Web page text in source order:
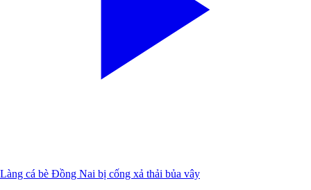
Làng cá bè Đồng Nai bị cống xả thải bủa vây